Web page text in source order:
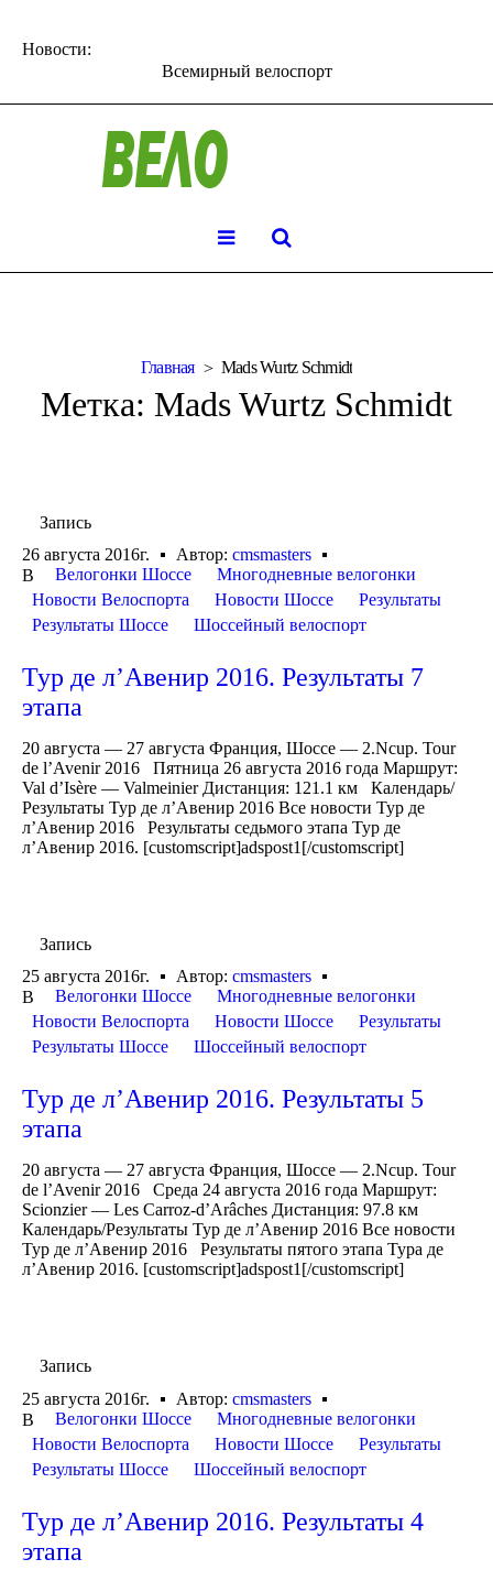
Новости:
Всемирный велоспорт
Главная Mads Wurtz Schmidt
Метка: Mads Wurtz Schmidt
Запись
26 августа 2016г.
Автор: cmsmasters
В
Велогонки Шоссе
Многодневные велогонки
Новости Велоспорта
Новости Шоссе
Результаты
Результаты Шоссе
Шоссейный велоспорт
Тур де л’Авенир 2016. Результаты 7
этапа
20 августа — 27 августа Франция, Шоссе — 2.Ncup. Tour
de l’Avenir 2016 Пятница 26 августа 2016 года Маршрут:
Val d’Isère — Valmeinier Дистанция: 121.1 км Календарь/
Результаты Тур де л’Авенир 2016 Все новости Тур де
л’Авенир 2016 Результаты седьмого этапа Тур де
л’Авенир 2016. [customscript]adspost1[/customscript]
Запись
25 августа 2016г.
Автор: cmsmasters
В
Велогонки Шоссе
Многодневные велогонки
Новости Велоспорта
Новости Шоссе
Результаты
Результаты Шоссе
Шоссейный велоспорт
Тур де л’Авенир 2016. Результаты 5
этапа
20 августа — 27 августа Франция, Шоссе — 2.Ncup. Tour
de l’Avenir 2016 Среда 24 августа 2016 года Маршрут:
Scionzier — Les Carroz-d’Arâches Дистанция: 97.8 км
Календарь/Результаты Тур де л’Авенир 2016 Все новости
Тур де л’Авенир 2016 Результаты пятого этапа Тура де
л’Авенир 2016. [customscript]adspost1[/customscript]
Запись
25 августа 2016г.
Автор: cmsmasters
В
Велогонки Шоссе
Многодневные велогонки
Новости Велоспорта
Новости Шоссе
Результаты
Результаты Шоссе
Шоссейный велоспорт
Тур де л’Авенир 2016. Результаты 4
этапа